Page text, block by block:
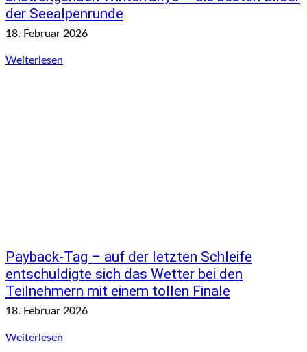
der Seealpenrunde
18. Februar 2026
Weiterlesen
Payback-Tag – auf der letzten Schleife
entschuldigte sich das Wetter bei den
Teilnehmern mit einem tollen Finale
18. Februar 2026
Weiterlesen